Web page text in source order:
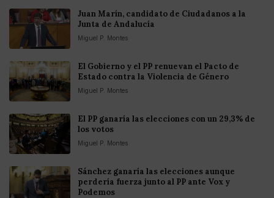
Juan Marín, candidato de Ciudadanos a la
Junta de Andalucía
Miguel P. Montes
El Gobierno y el PP renuevan el Pacto de
Estado contra la Violencia de Género
Miguel P. Montes
El PP ganaría las elecciones con un 29,3% de
los votos
Miguel P. Montes
Sánchez ganaría las elecciones aunque
perdería fuerza junto al PP ante Vox y
Podemos